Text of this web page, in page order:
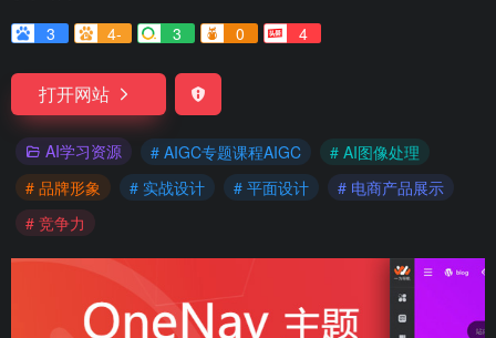
3
4- 3 0 4
打开网站
AI学习资源 # AIGC专题课程AIGC
# AI图像处理
# 品牌形象
# 实战设计 # 平面设计
# 电商产品展示
# 竞争力